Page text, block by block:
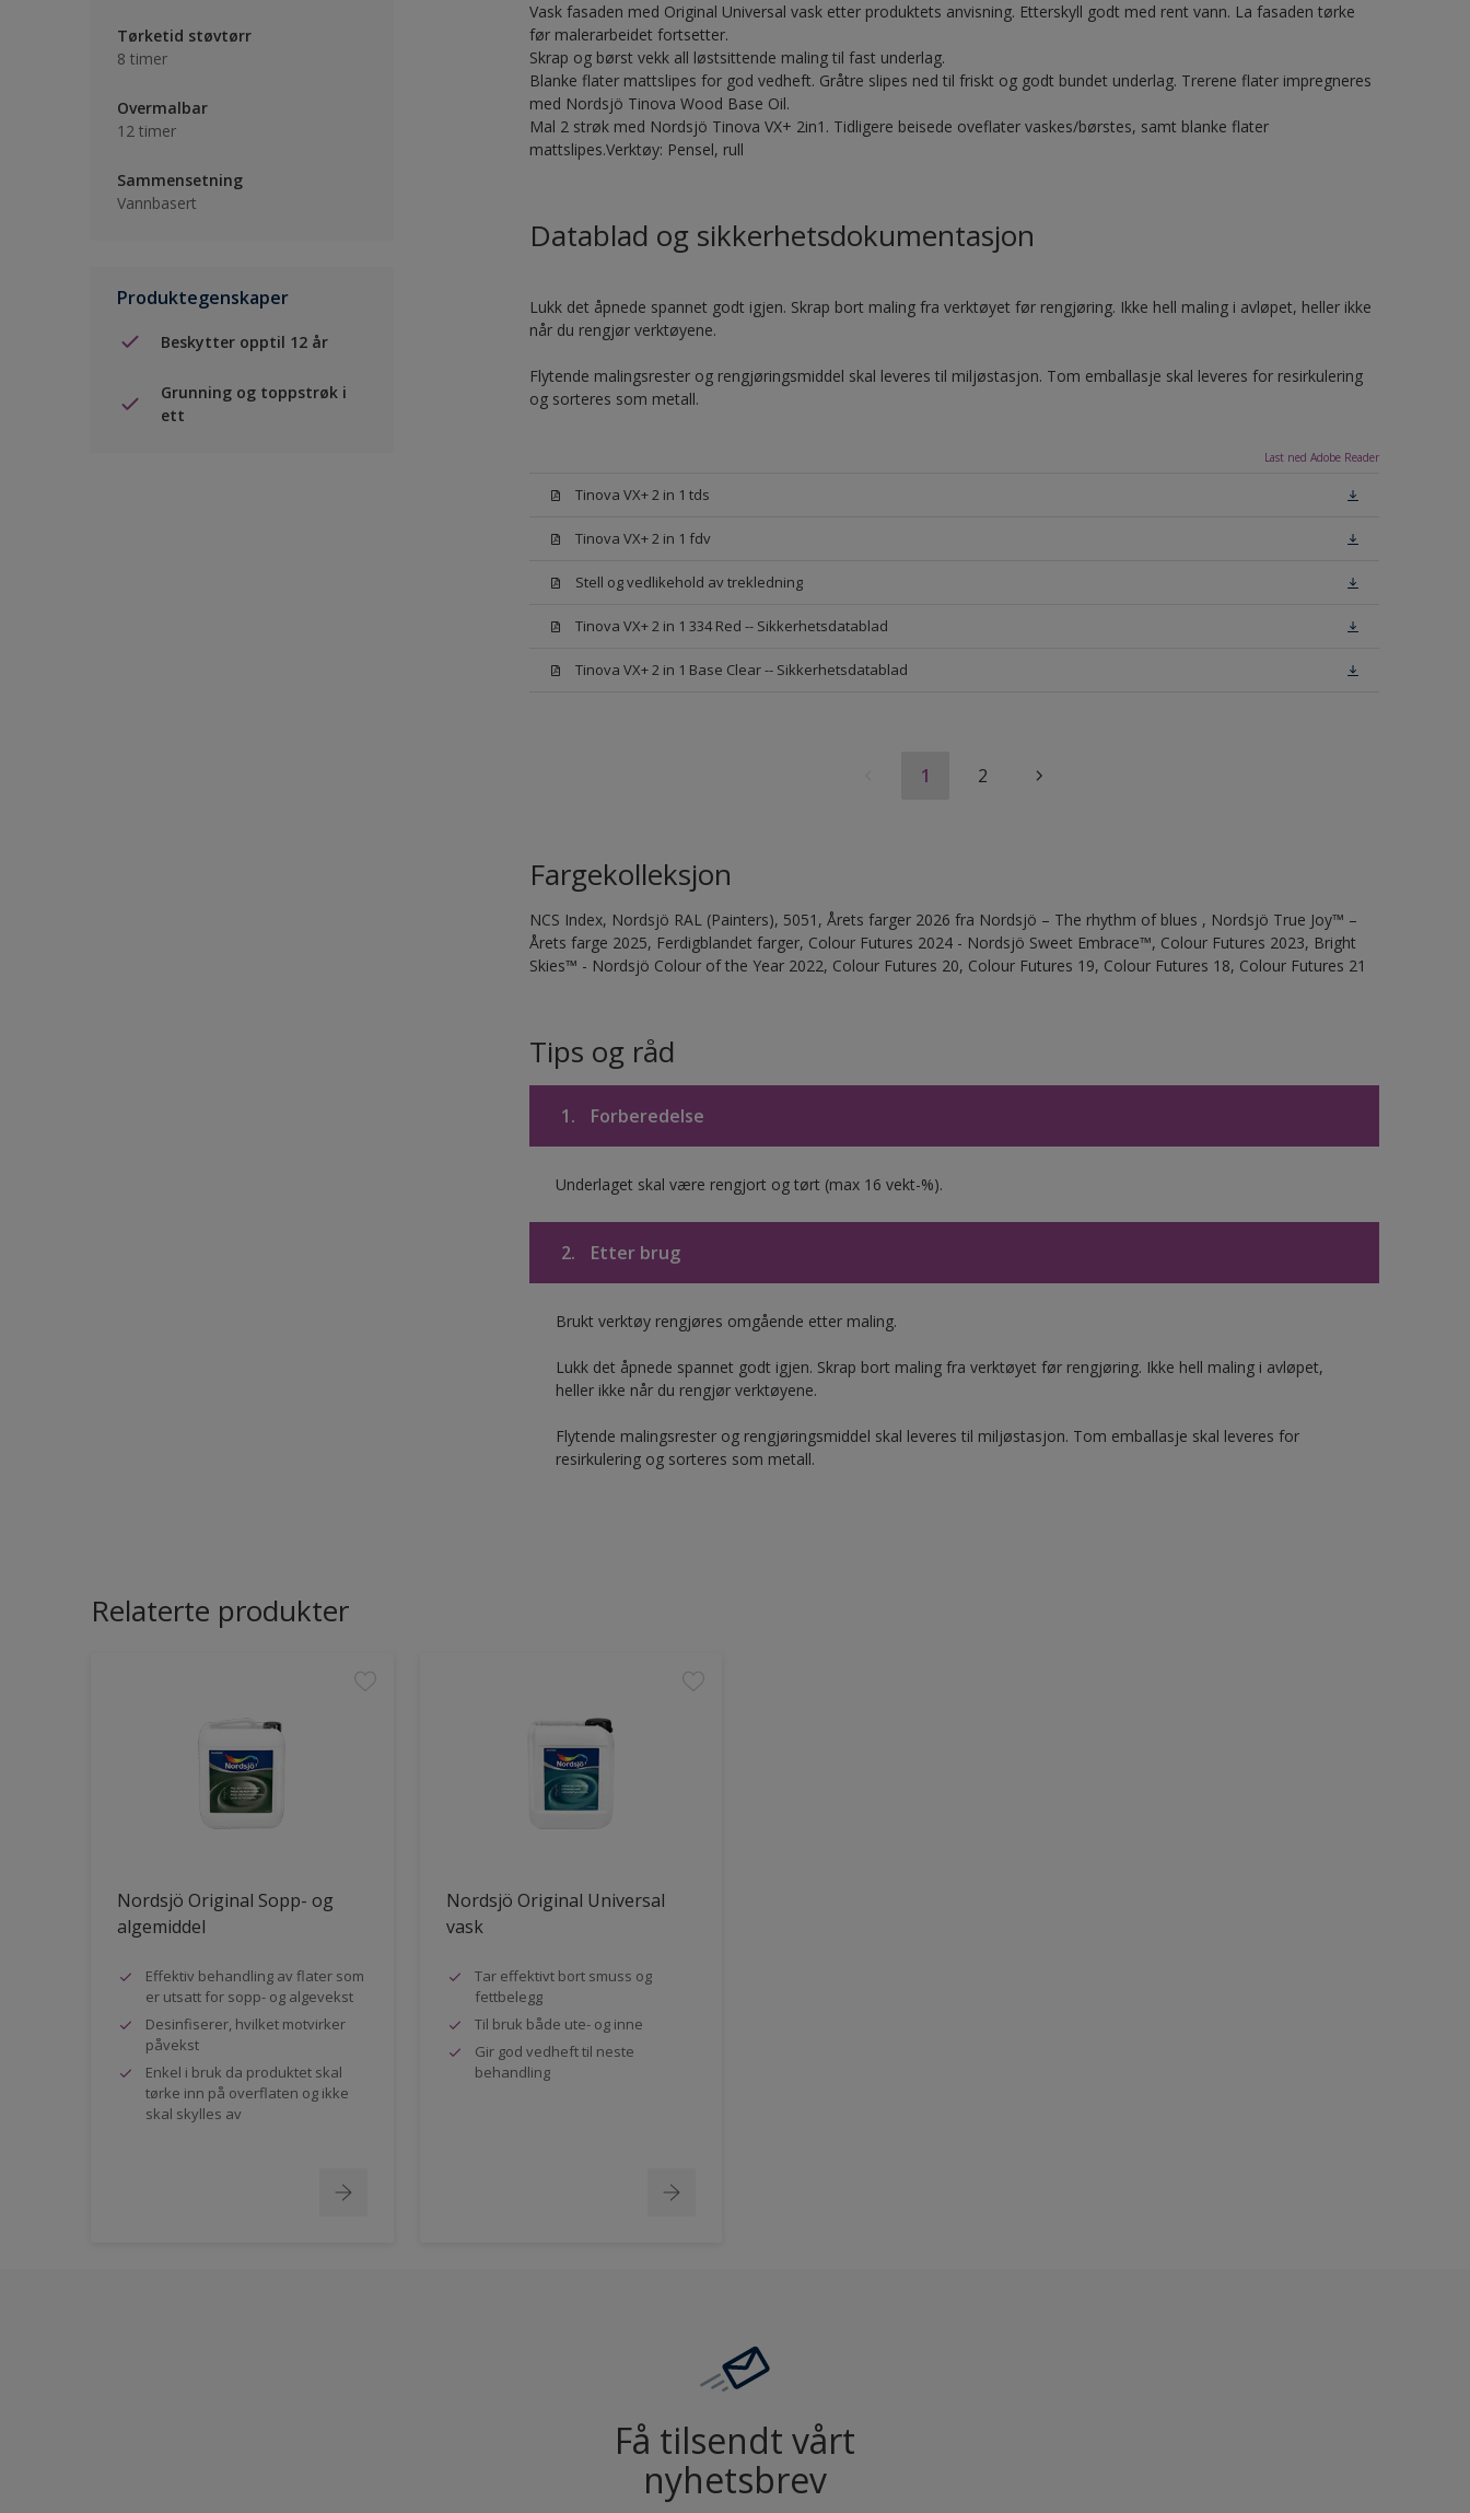
Tørketid støvtørr
8 timer
Overmalbar
12 timer
Sammensetning
Vannbasert
Produktegenskaper
Beskytter opptil 12 år
Grunning og toppstrøk i
ett
Vask fasaden med Original Universal vask etter produktets anvisning. Etterskyll godt med rent vann. La fasaden tørke
før malerarbeidet fortsetter.
Skrap og børst vekk all løstsittende maling til fast underlag.
Blanke flater mattslipes for god vedheft. Gråtre slipes ned til friskt og godt bundet underlag. Trerene flater impregneres
med Nordsjö Tinova Wood Base Oil.
Mal 2 strøk med Nordsjö Tinova VX+ 2in1. Tidligere beisede oveflater vaskes/børstes, samt blanke flater
mattslipes.Verktøy: Pensel, rull
Datablad og sikkerhetsdokumentasjon
Lukk det åpnede spannet godt igjen. Skrap bort maling fra verktøyet før rengjøring. Ikke hell maling i avløpet, heller ikke
når du rengjør verktøyene.
Flytende malingsrester og rengjøringsmiddel skal leveres til miljøstasjon. Tom emballasje skal leveres for resirkulering
og sorteres som metall.
Last ned Adobe Reader
Tinova VX+ 2 in 1 tds
Tinova VX+ 2 in 1 fdv
Stell og vedlikehold av trekledning
Tinova VX+ 2 in 1 334 Red -- Sikkerhetsdatablad
Tinova VX+ 2 in 1 Base Clear -- Sikkerhetsdatablad
1 2
Fargekolleksjon
NCS Index, Nordsjö RAL (Painters), 5051, Årets farger 2026 fra Nordsjö – The rhythm of blues , Nordsjö True Joy™ –
Årets farge 2025, Ferdigblandet farger, Colour Futures 2024 - Nordsjö Sweet Embrace™, Colour Futures 2023, Bright
Skies™ - Nordsjö Colour of the Year 2022, Colour Futures 20, Colour Futures 19, Colour Futures 18, Colour Futures 21
Tips og råd
1. Forberedelse
Underlaget skal være rengjort og tørt (max 16 vekt-%).
2. Etter brug
Brukt verktøy rengjøres omgående etter maling.
Lukk det åpnede spannet godt igjen. Skrap bort maling fra verktøyet før rengjøring. Ikke hell maling i avløpet,
heller ikke når du rengjør verktøyene.
Flytende malingsrester og rengjøringsmiddel skal leveres til miljøstasjon. Tom emballasje skal leveres for
resirkulering og sorteres som metall.
Relaterte produkter
Nordsjö Original Sopp- og
algemiddel
Effektiv behandling av flater som
er utsatt for sopp- og algevekst
Desinfiserer, hvilket motvirker
påvekst
Enkel i bruk da produktet skal
tørke inn på overflaten og ikke
skal skylles av
Nordsjö Original Universal
vask
Tar effektivt bort smuss og
fettbelegg
Til bruk både ute- og inne
Gir god vedheft til neste
behandling
Få tilsendt vårt
nyhetsbrev